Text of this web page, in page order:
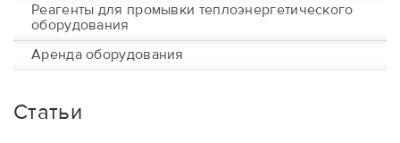
Реагенты для промывки теплоэнергетического
оборудования
Аренда оборудования
Статьи